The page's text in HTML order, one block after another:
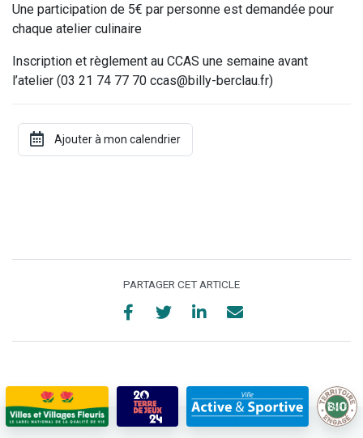
Une participation de 5€ par personne est demandée pour
chaque atelier culinaire
Inscription et règlement au CCAS une semaine avant
l’atelier (03 21 74 77 70 ccas@billy-berclau.fr)
PARTAGER CET ARTICLE